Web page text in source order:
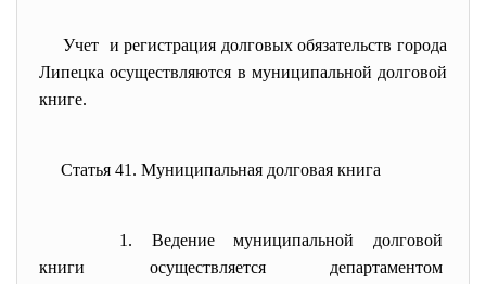
Учет и регистрация долговых обязательств города
Липецка осуществляются в муниципальной долговой
книге.
Статья 41. Муниципальная долговая книга
1. Ведение муниципальной долговой
книги осуществляется департаментом